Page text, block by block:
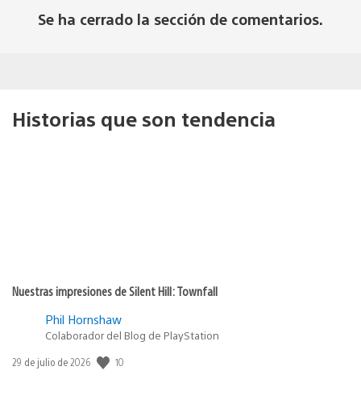
Se ha cerrado la sección de comentarios.
Historias que son tendencia
Nuestras impresiones de Silent Hill: Townfall
Phil Hornshaw
Colaborador del Blog de PlayStation
Fecha
29 de julio de 2026 10